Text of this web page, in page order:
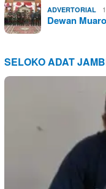
ADVERTORIAL
Dewan
SELOKO ADAT